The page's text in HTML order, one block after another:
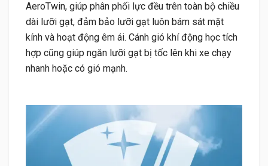
AeroTwin, giúp phân phối lực đều trên toàn bộ chiều
dài lưỡi gạt, đảm bảo lưỡi gạt luôn bám sát mặt
kính và hoạt động êm ái. Cánh gió khí động học tích
hợp cũng giúp ngăn lưỡi gạt bị tốc lên khi xe chạy
nhanh hoặc có gió mạnh.